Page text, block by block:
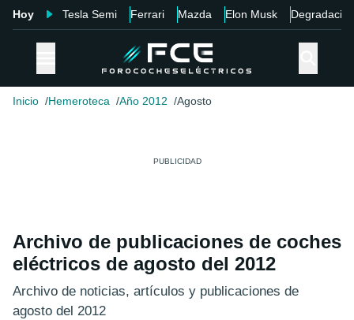
Hoy Tesla Semi Ferrari Mazda Elon Musk Degradación
Inicio Hemeroteca Año 2012 Agosto
Archivo de publicaciones de coches
eléctricos de agosto del 2012
Archivo de noticias, artículos y publicaciones de
agosto del 2012